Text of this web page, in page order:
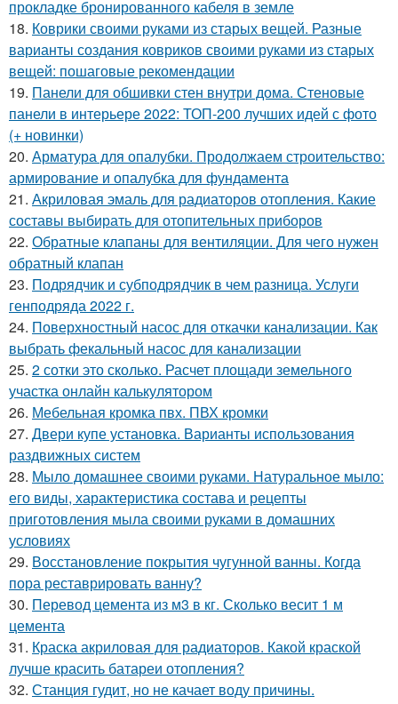
прокладке бронированного кабеля в земле
18. Коврики своими руками из старых вещей. Разные
варианты создания ковриков своими руками из старых
вещей: пошаговые рекомендации
19. Панели для обшивки стен внутри дома. Стеновые
панели в интерьере 2022: ТОП-200 лучших идей с фото
(+ новинки)
20. Арматура для опалубки. Продолжаем строительство:
армирование и опалубка для фундамента
21. Акриловая эмаль для радиаторов отопления. Какие
составы выбирать для отопительных приборов
22. Обратные клапаны для вентиляции. Для чего нужен
обратный клапан
23. Подрядчик и субподрядчик в чем разница. Услуги
генподряда 2022 г.
24. Поверхностный насос для откачки канализации. Как
выбрать фекальный насос для канализации
25. 2 сотки это сколько. Расчет площади земельного
участка онлайн калькулятором
26. Мебельная кромка пвх. ПВХ кромки
27. Двери купе установка. Варианты использования
раздвижных систем
28. Мыло домашнее своими руками. Натуральное мыло:
его виды, характеристика состава и рецепты
приготовления мыла своими руками в домашних
условиях
29. Восстановление покрытия чугунной ванны. Когда
пора реставрировать ванну?
30. Перевод цемента из м3 в кг. Сколько весит 1 м
цемента
31. Краска акриловая для радиаторов. Какой краской
лучше красить батареи отопления?
32. Станция гудит, но не качает воду причины.